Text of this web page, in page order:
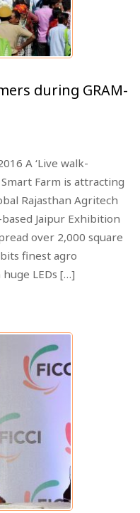
during GRAM-
A ‘Live walk-
Farm is attracting
Rajasthan Agritech
Jaipur Exhibition
over 2,000 square
finest agro
LEDs […]